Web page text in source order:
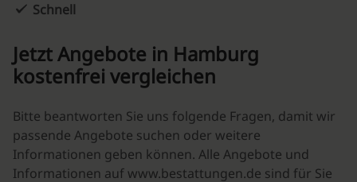
Schnell
Jetzt Angebote in Hamburg
kostenfrei vergleichen
Bitte beantworten Sie uns folgende Fragen, damit wir
passende Angebote suchen oder weitere
Informationen geben können. Alle Angebote und
Informationen auf www.bestattungen.de sind für Sie